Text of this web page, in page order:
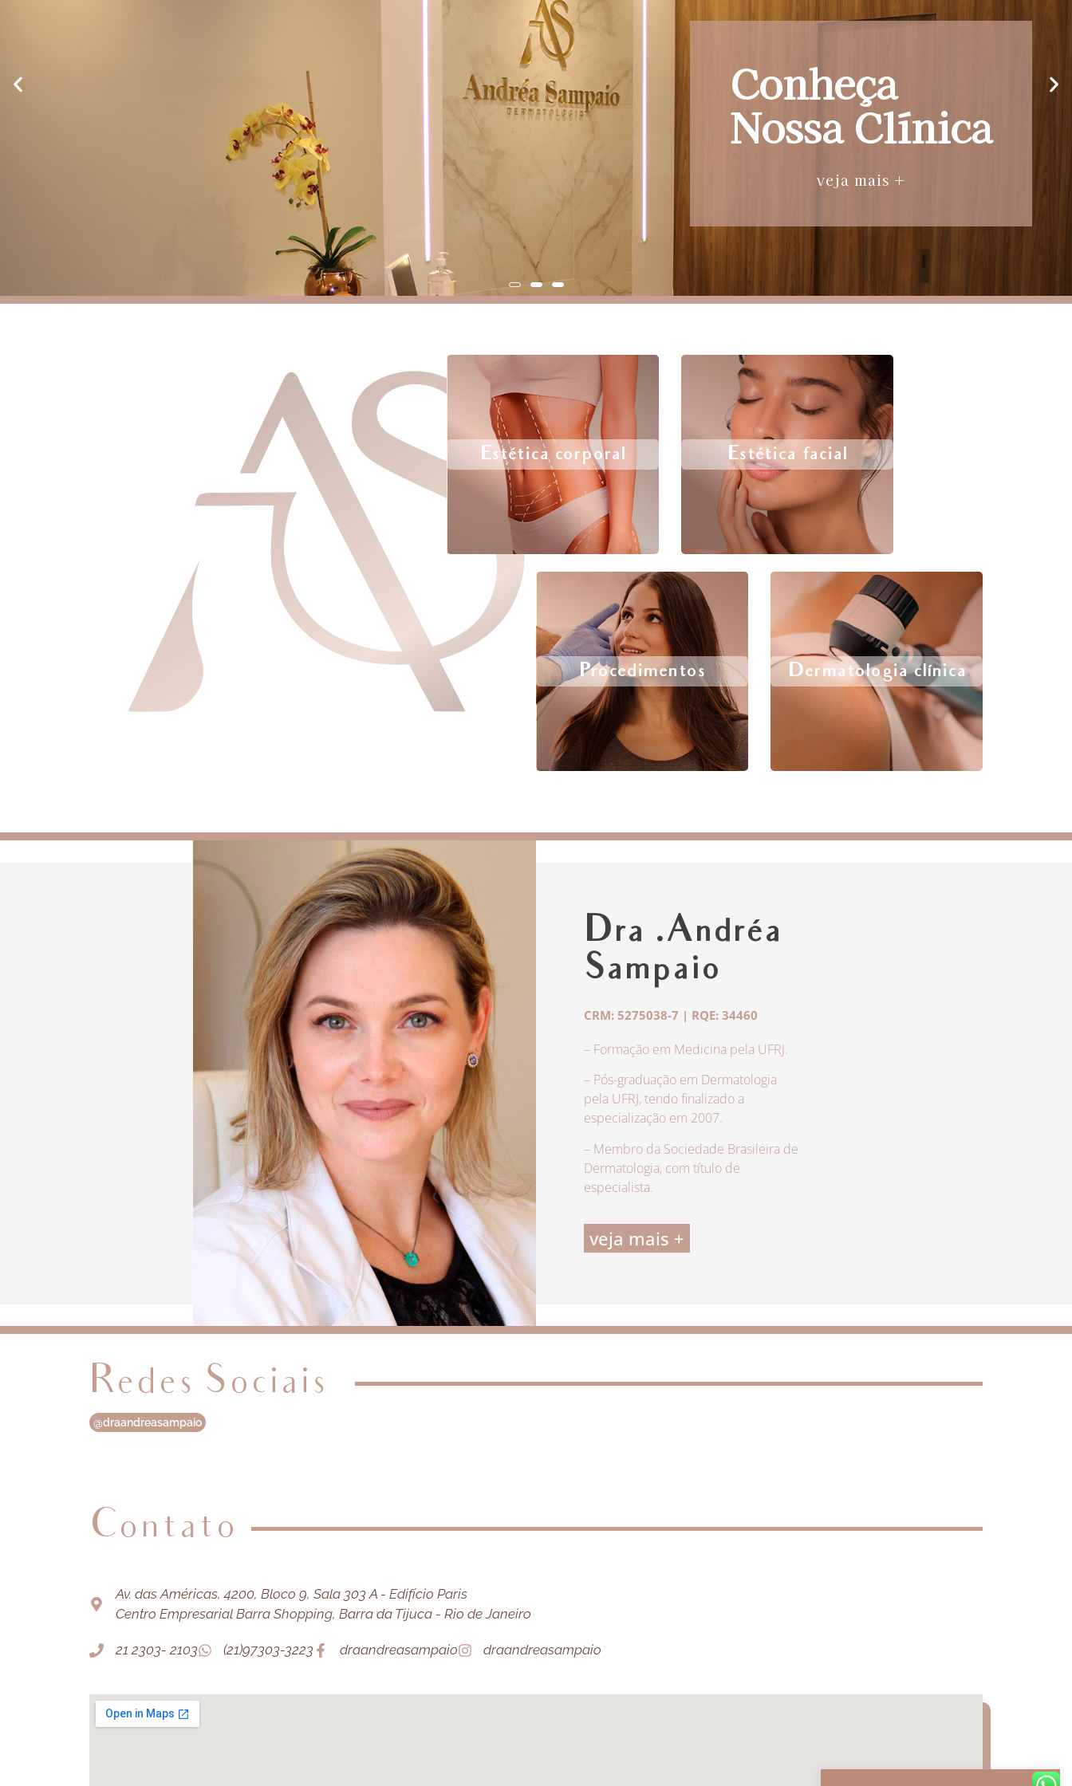
Conheça
Nossa Clínica
veja mais +
Estética corporal Estética facial
Procedimentos Dermatologia clínica
Dra .Andréa
Sampaio
CRM: 5275038-7 | RQE: 34460
– Formação em Medicina pela UFRJ.
– Pós-graduação em Dermatologia
pela UFRJ, tendo finalizado a
especialização em 2007.
– Membro da Sociedade Brasileira de
Dermatologia, com título de
especialista.
veja mais +
Redes Sociais
@draandreasampaio
Contato
Av. das Américas, 4200, Bloco 9, Sala 303 A - Edifício Paris
Centro Empresarial Barra Shopping, Barra da Tijuca - Rio de Janeiro
21 2303- 2103 (21)97303-3223 draandreasampaio draandreasampaio